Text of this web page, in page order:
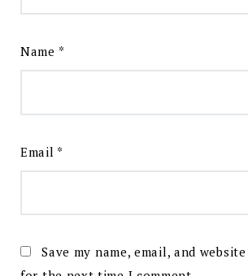
Name *
Email *
Save my name, email, and